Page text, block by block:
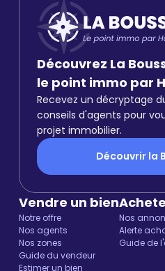
Découvrez La
le point immo par
Recevez un décryptage
conseils d'agents pour
projet immobilier.
Découvrir la
Vendre un bien
Notre offre
Nos agents
Nos zones
Guide du vendeur
Estimer un bien
Nos
Alerte
Guide de